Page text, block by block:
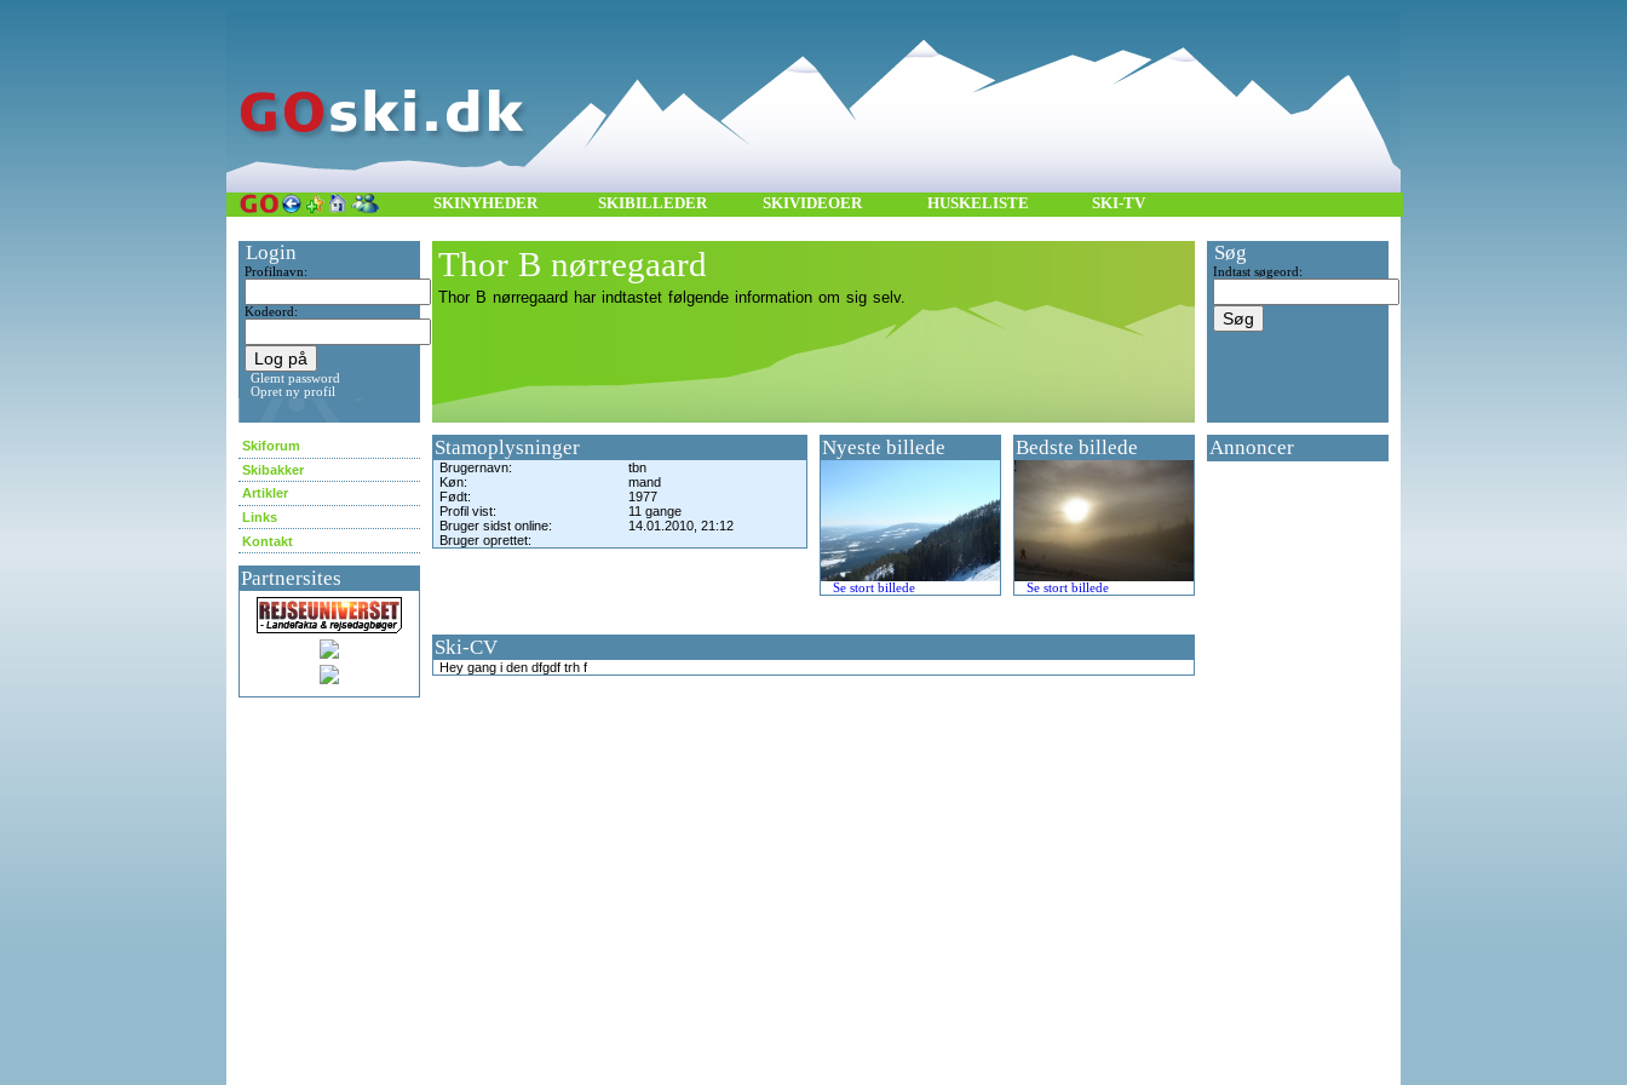
SKINYHEDER SKIBILLEDER SKIVIDEOER HUSKELISTE SKI-TV
Login
Profilnavn:
Kodeord:
Glemt password
Opret ny profil
Skiforum
Skibakker
Artikler
Links
Kontakt
Partnersites
Thor B nørregaard
Thor B nørregaard har indtastet følgende information om sig selv.
Stamoplysninger
Brugernavn:
tbn
Køn:
mand
Født:
1977
Profil vist:
11 gange
Bruger sidst online:
14.01.2010, 21:12
Bruger oprettet:
Nyeste billede
Se stort billede
Bedste billede
Se stort billede
Ski-CV
Hey gang i den dfgdf trh f
Søg
Indtast søgeord:
Annoncer